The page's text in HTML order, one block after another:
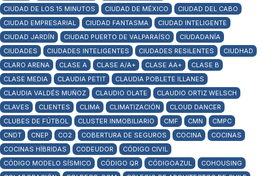
CIUDAD DE LOS 15 MINUTOS
CIUDAD DE MÉXICO
CIUDAD DEL CABO
CIUDAD EMPRESARIAL
CIUDAD FANTASMA
CIUDAD INTELIGENTE
CIUDAD JARDÍN
CIUDAD PUERTO DE VALPARAÍSO
CIUDADANÍA
CIUDADES
CIUDADES INTELIGENTES CIUDADES RESILENTES
CIUDHAD
CLARO ARENA
CLASE A CLASE A/A+ CLASE AA+
CLASE B
CLASE MEDIA
CLAUDIA PETIT
CLAUDIA POBLETE ILLANES
CLAUDIA VALDÉS MUÑOZ
CLAUDIO OLATE
CLAUDIO ORTIZ WELSCH
CLAVES
CLIENTES CLIMA CLIMATIZACIÓN
CLOUD DANCER
CLUBES DE FÚTBOL
CLUSTER INMOBILIARIO CMF CMN
CMPC
CNDT
CNEP CO2 COBERTURA DE SEGUROS COCINA
COCINAS
COCINAS HÍBRIDAS
CODEUDOR
CÓDIGO CIVIL
CÓDIGO MODELO SÍSMICO
CÓDIGO QR CÓDIGOAZUL
COHOUSING